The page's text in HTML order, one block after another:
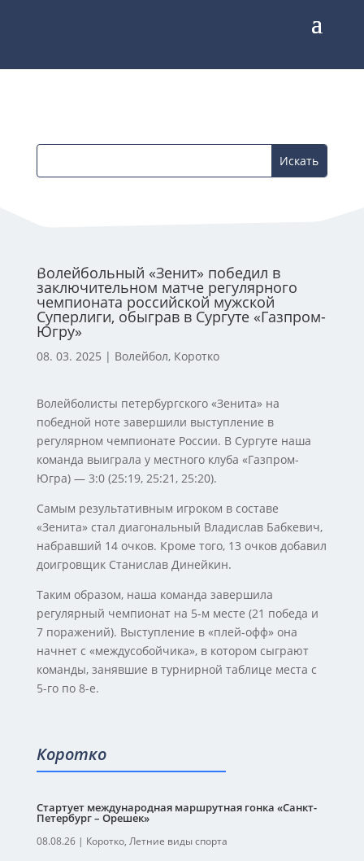
Волейбольный «Зенит» победил в
заключительном матче регулярного
чемпионата российской мужской
Суперлиги, обыграв в Сургуте «Газпром-
Югру»
08. 03. 2025 | Волейбол, Коротко
Волейболисты петербургского «Зенита» на
победной ноте завершили выступление в
регулярном чемпионате России. В Сургуте наша
команда выиграла у местного клуба «Газпром-
Югра) — 3:0 (25:19, 25:21, 25:20).
Самым результативным игроком в составе
«Зенита» стал диагональный Владислав Бабкевич,
набравший 14 очков. Кроме того, 13 очков добавил
доигровщик Станислав Динейкин.
Таким образом, наша команда завершила
регулярный чемпионат на 5-м месте (21 победа и
7 поражений). Выступление в «плей-офф» она
начнет с «междусобойчика», в котором сыграют
команды, занявшие в турнирной таблице места с
5-го по 8-е.
Коротко
Стартует международная маршрутная гонка «Санкт-
Петербург – Орешек»
08.08.26| Коротко, Летние виды спорта